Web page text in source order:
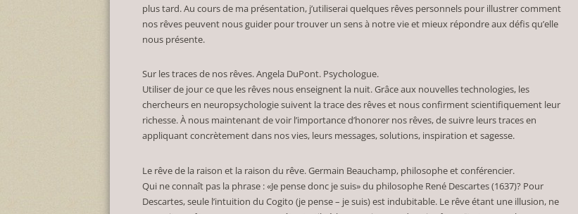
plus tard. Au cours de ma présentation, j’utiliserai quelques rêves personnels pour illustrer comment
nos rêves peuvent nous guider pour trouver un sens à notre vie et mieux répondre aux défis qu’elle
nous présente.
Sur les traces de nos rêves. Angela DuPont. Psychologue.
Utiliser de jour ce que les rêves nous enseignent la nuit. Grâce aux nouvelles technologies, les
chercheurs en neuropsychologie suivent la trace des rêves et nous confirment scientifiquement leur
richesse. À nous maintenant de voir l’importance d’honorer nos rêves, de suivre leurs traces en
appliquant concrètement dans nos vies, leurs messages, solutions, inspiration et sagesse.
Le rêve de la raison et la raison du rêve. Germain Beauchamp, philosophe et conférencier.
Qui ne connaît pas la phrase : «Je pense donc je suis» du philosophe René Descartes (1637)? Pour
Descartes, seule l’intuition du Cogito (je pense – je suis) est indubitable. Le rêve étant une illusion, ne